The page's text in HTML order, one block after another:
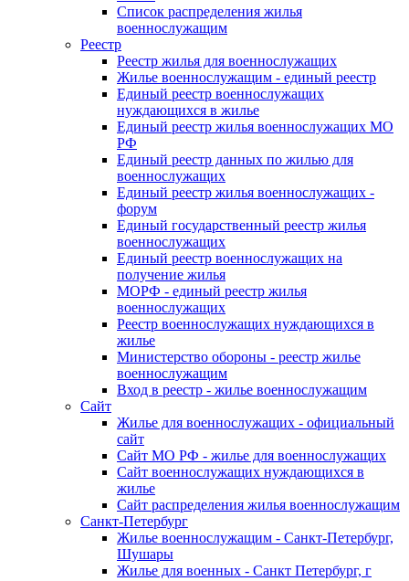
Список распределения жилья
военнослужащим
Реестр
Реестр жилья для военнослужащих
Жилье военнослужащим - единый реестр
Единый реестр военнослужащих
нуждающихся в жилье
Единый реестр жилья военнослужащих МО
РФ
Единый реестр данных по жилью для
военнослужащих
Единый реестр жилья военнослужащих -
форум
Единый государственный реестр жилья
военнослужащих
Единый реестр военнослужащих на
получение жилья
МОРФ - единый реестр жилья
военнослужащих
Реестр военнослужащих нуждающихся в
жилье
Министерство обороны - реестр жилье
военнослужащим
Вход в реестр - жилье военнослужащим
Сайт
Жилье для военнослужащих - официальный
сайт
Сайт МО РФ - жилье для военнослужащих
Сайт военнослужащих нуждающихся в
жилье
Сайт распределения жилья военнослужащим
Санкт-Петербург
Жилье военнослужащим - Санкт-Петербург,
Шушары
Жилье для военных - Санкт Петербург, г